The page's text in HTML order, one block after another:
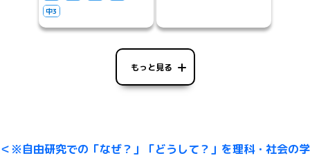
中3
もっと見る
＜※自由研究での「なぜ？」「どうして？」を理科・社会の学